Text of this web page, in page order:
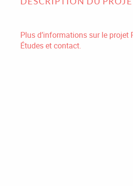
Plus d’informations sur le projet
Études et contact.